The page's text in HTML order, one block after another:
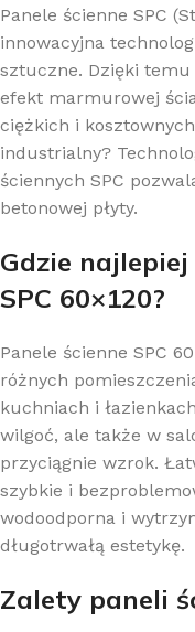
Panele ścienne SPC
innowacyjna
sztuczne. Dzięki
efekt marmurowej
ciężkich i
industrialny?
ściennych SPC
betonowej płyty.
Gdzie
SPC 60×120?
Panele ścienne SPC
różnych
kuchniach i
wilgoć, ale także w
przyciągnie wzrok.
szybkie i
wodoodporna i
długotrwałą estetykę.
Zalety paneli